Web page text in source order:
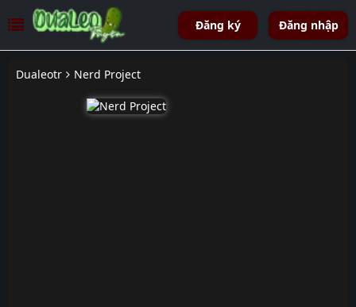
Đăng ký Đăng nhập
Dualeotr Nerd Project